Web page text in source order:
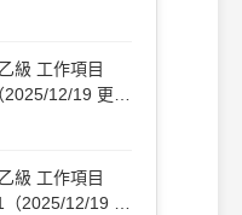
級 工作項目
12/19 更
級 工作項目
2025/12/19 更